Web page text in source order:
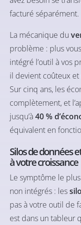
facturé séparément.
La mécanique du
problème : plus
intégré l’outil à vos
il devient coûteux et
Sur cinq ans, les
complètement, et
jusqu’à40 %
équivalent en
Silos de données
à votre croissance
Le symptôme le
non intégrés : les
pas à votre outil de
est dans un tableur